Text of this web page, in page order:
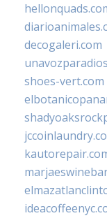
decogaleri.com
shoes-vert.com